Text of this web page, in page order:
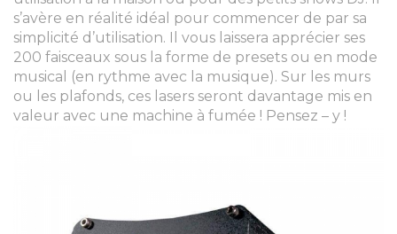
s’avère en réalité idéal pour commencer de par sa
simplicité d’utilisation. Il vous laissera apprécier ses
200 faisceaux sous la forme de presets ou en mode
musical (en rythme avec la musique). Sur les murs
ou les plafonds, ces lasers seront davantage mis en
valeur avec une machine à fumée ! Pensez – y !